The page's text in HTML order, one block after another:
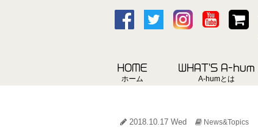
HOME
ホーム
WHAT'S A-hum
A-humとは
2018.10.17 Wed News&Topics